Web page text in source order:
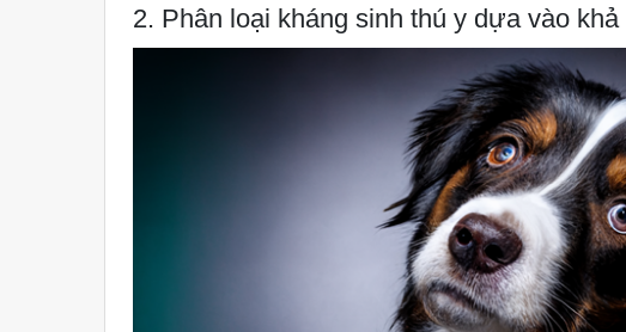
2. Phân loại kháng sinh thú y dựa vào khả